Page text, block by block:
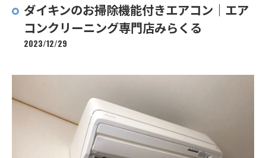
ダイキンのお掃除機能付きエアコン｜エア
コンクリーニング専門店みらくる
2023/12/29